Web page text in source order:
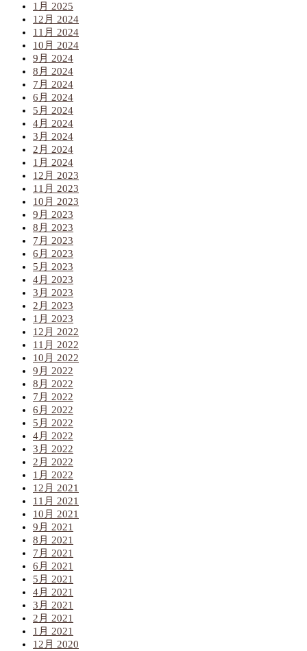
1月 2025
12月 2024
11月 2024
10月 2024
9月 2024
8月 2024
7月 2024
6月 2024
5月 2024
4月 2024
3月 2024
2月 2024
1月 2024
12月 2023
11月 2023
10月 2023
9月 2023
8月 2023
7月 2023
6月 2023
5月 2023
4月 2023
3月 2023
2月 2023
1月 2023
12月 2022
11月 2022
10月 2022
9月 2022
8月 2022
7月 2022
6月 2022
5月 2022
4月 2022
3月 2022
2月 2022
1月 2022
12月 2021
11月 2021
10月 2021
9月 2021
8月 2021
7月 2021
6月 2021
5月 2021
4月 2021
3月 2021
2月 2021
1月 2021
12月 2020